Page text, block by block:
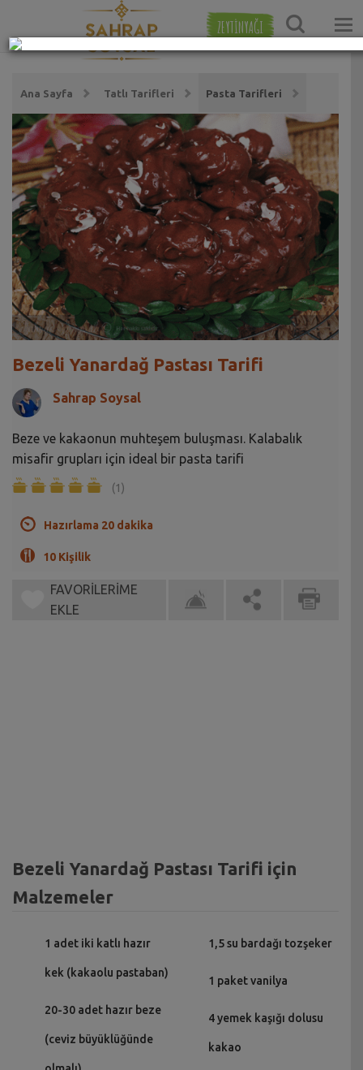
ZEYTİNYAĞI
Ana Sayfa Tatlı Tarifleri Pasta Tarifleri
Bezeli Yanardağ Pastası Tarifi
Sahrap Soysal
Beze ve kakaonun muhteşem buluşması. Kalabalık
misafir grupları için ideal bir pasta tarifi
(1)
Hazırlama 20 dakika
10 Kişilik
FAVORİLERİME
EKLE
Bezeli Yanardağ Pastası Tarifi için
Malzemeler
1 adet iki katlı hazır
kek (kakaolu pastaban)
20-30 adet hazır beze
(ceviz büyüklüğünde
1,5 su bardağı tozşeker
1 paket vanilya
4 yemek kaşığı dolusu
kakao